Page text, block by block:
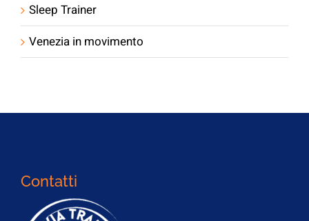
Sleep Trainer
Venezia in movimento
Contatti